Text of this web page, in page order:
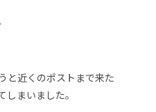
と近くのポストまで来た
まいました。